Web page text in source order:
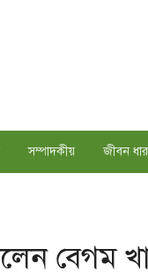
সম্পাদকীয় জীবন
বেগম